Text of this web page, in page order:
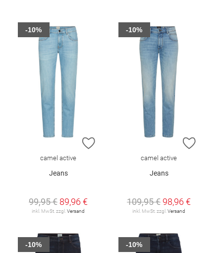
ZUR WUNSCHLISTE HINZUFÜGEN
camel active
Jeans
99,95 € 89,96 €
inkl. MwSt. zzgl. Versand
-10%
ZUR
camel active
Jeans
109,95 € 98,96 €
inkl. MwSt. zzgl. Versand
-10%
-10% -10%